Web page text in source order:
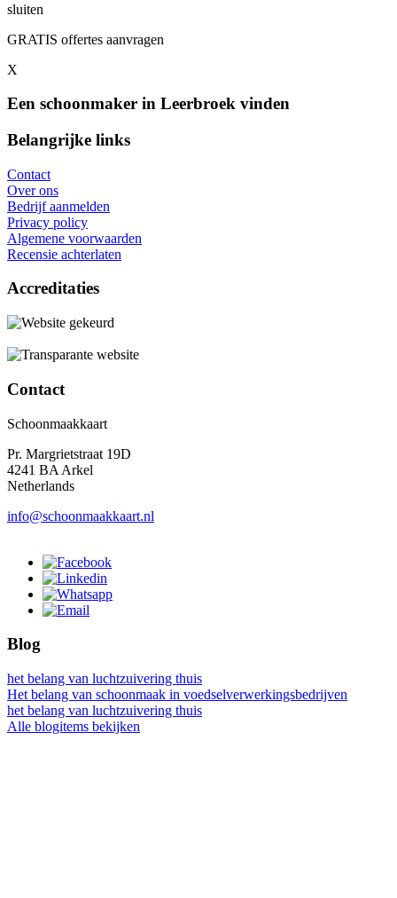
sluiten
GRATIS offertes aanvragen
X
Een schoonmaker in Leerbroek vinden
Belangrijke links
Contact
Over ons
Bedrijf aanmelden
Privacy policy
Algemene voorwaarden
Recensie achterlaten
Accreditaties
Contact
Schoonmaakkaart
Pr. Margrietstraat 19D
4241 BA Arkel
Netherlands
info@schoonmaakkaart.nl
Blog
het belang van luchtzuivering thuis
Het belang van schoonmaak in voedselverwerkingsbedrijven
het belang van luchtzuivering thuis
Alle blogitems bekijken